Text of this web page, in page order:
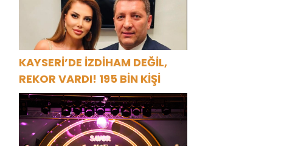
KAYSERİ’DE İZDİHAM DEĞİL,
REKOR VARDI! 195 BİN KİŞİ